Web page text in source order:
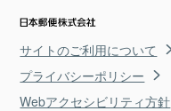
サイトのご利用について
プライバシーポリシー
Webアクセシビリティ方針